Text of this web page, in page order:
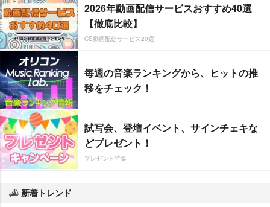
2026年動画配信サービスおすすめ40選
【徹底比較】
CS動画配信サービス20選
毎週の音楽ランキングから、ヒットの推
移をチェック！
試写会、登壇イベント、サインチェキな
どプレゼント！
プレゼント特集
新着トレンド